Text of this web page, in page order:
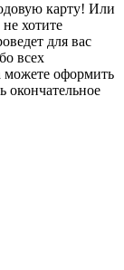
карту! Или
хотите
для вас
всех
можете оформить
окончательное